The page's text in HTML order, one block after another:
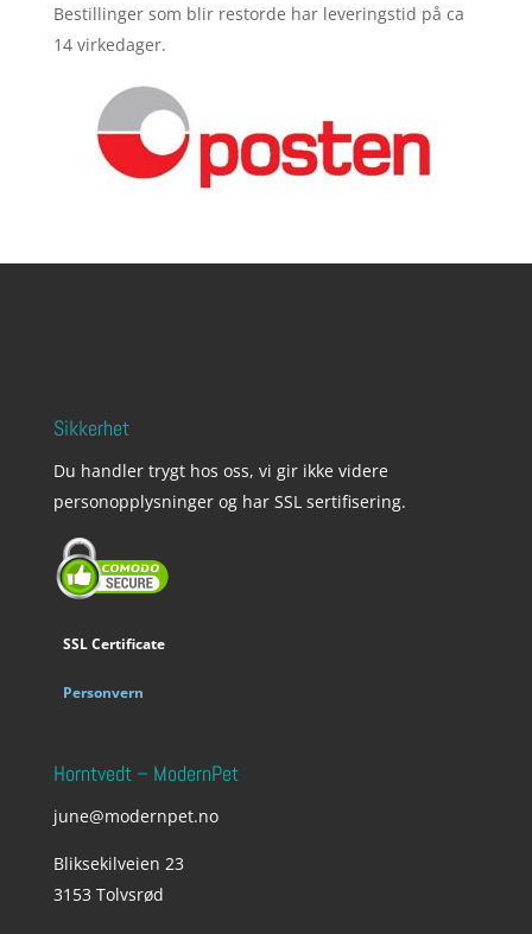
Bestillinger som blir restorde har leveringstid på ca
14 virkedager.
Sikkerhet
Du handler trygt hos oss, vi gir ikke videre
personopplysninger og har SSL sertifisering.
SSL Certificate
Personvern
Horntvedt – ModernPet
june@modernpet.no
Bliksekilveien 23
3153 Tolvsrød